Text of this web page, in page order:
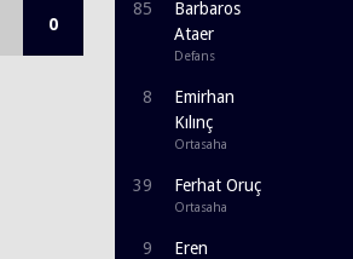
85
Barbaros
Ataer
Defans
8
Emirhan
Kılınç
Ortasaha
39 Ferhat Oruç
Ortasaha
9
Eren
0